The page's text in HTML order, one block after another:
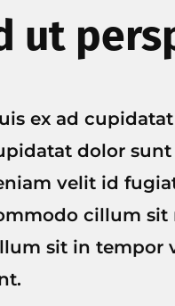
ut
ex ad
dolor
velit id
cillum sit
sit in tempor